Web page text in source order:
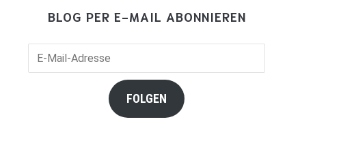
BLOG PER E-MAIL ABONNIEREN
FOLGEN